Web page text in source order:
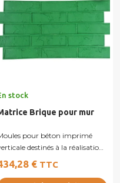
stock
Brique pour mur
pour béton imprimé
destinés à la réalisation
de murs, murets ou façades en...
€ TTC